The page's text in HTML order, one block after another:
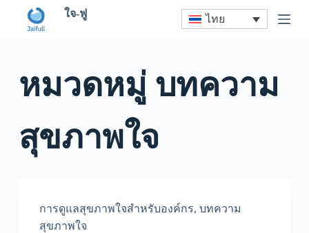
ใจ-ฟู ไทย
หมวดหมู่ บทความ
สุขภาพใจ
การดูแลสุขภาพใจสำหรับองค์กร, บทความ
สุขภาพใจ